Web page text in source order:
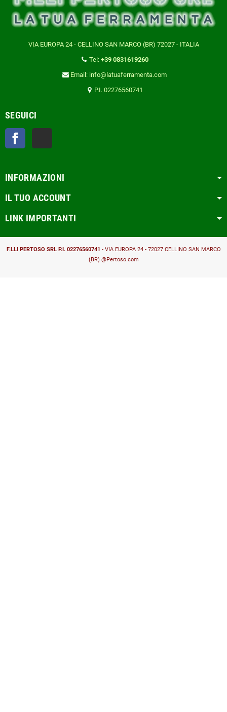
VIA EUROPA 24 - CELLINO SAN MARCO (BR) 72027 - ITALIA
Tel: +39 0831619260
Email: info@latuaferramenta.com
P.I. 02276560741
SEGUICI
INFORMAZIONI
IL TUO ACCOUNT
LINK IMPORTANTI
F.LLI PERTOSO SRL P.I. 02276560741 - VIA EUROPA 24 - 72027 CELLINO SAN MARCO
(BR) @Pertoso.com